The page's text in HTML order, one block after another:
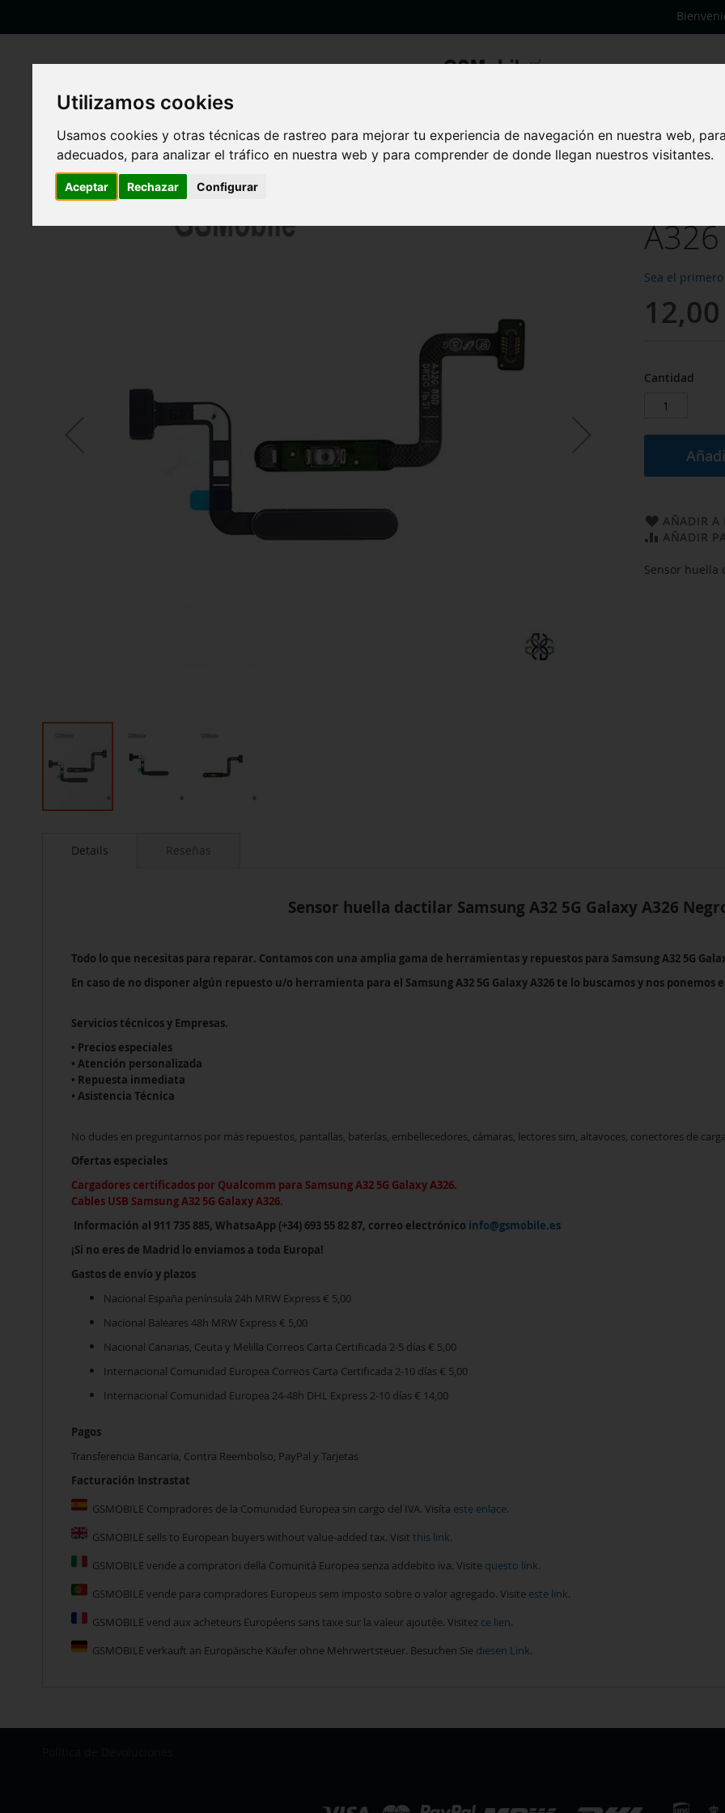
Utilizamos cookies
Usamos cookies y otras técnicas de rastreo para mejorar tu experiencia de navegación en nuestra web,
adecuados, para analizar el tráfico en nuestra web y para comprender de donde llegan nuestros visitantes.
Aceptar Rechazar Configurar
al
Saltar
comienzo
Sea el
Cantidad
AÑADIR A
AÑADIR
Sensor huella
Details
Sensor huella dactilar Samsung A32 5G Galaxy A326
Todo lo que necesitas para reparar. Contamos con una amplia gama de herramientas y repuestos para Samsung A32 5G
En caso de no disponer algún repuesto u/o herramienta para el Samsung A32 5G Galaxy A326 te lo buscamos y nos
Servicios técnicos y Empresas.
• Precios especiales
• Atención personalizada
• Repuesta inmediata
• Asistencia Técnica
No dudes en preguntarnos por más repuestos, pantallas, baterías, embellecedores, cámaras, lectores sim, altavoces, conectores de
Ofertas especiales
Cargadores certificados por Qualcomm para Samsung A32 5G Galaxy A326.
Cables USB Samsung A32 5G Galaxy A326.
Información al 911 735 885, WhatsaApp (+34) 693 55 82 87, correo electrónico info@gsmobile.es
¡Si no eres de Madrid lo enviamos a toda Europa!
Gastos de envío y plazos
Nacional España península 24h MRW Express € 5,00
Nacional Baleares 48h MRW Express € 5,00
Nacional Canarias, Ceuta y Melilla Correos Carta Certificada 2-5 días € 5,00
Internacional Comunidad Europea Correos Carta Certificada 2-10 días € 5,00
Internacional Comunidad Europea 24-48h DHL Express 2-10 días € 14,00
Pagos
Transferencia Bancaria, Contra Reembolso, PayPal y Tarjetas
Facturación Instrastat
GSMOBILE Compradores de la Comunidad Europea sin cargo del IVA. Visíta este enlace.
GSMOBILE sells to European buyers without value-added tax. Visit this link.
GSMOBILE vende a compratori della Comunitá Europea senza addebito iva. Visite questo link.
GSMOBILE vende para compradores Europeus sem imposto sobre o valor agregado. Visite este link.
GSMOBILE vend aux acheteurs Européens sans taxe sur la valeur ajoutée. Visitez ce lien.
GSMOBILE verkauft an Europäische Käufer ohne Mehrwertsteuer. Besuchen Sie diesen Link.
Reseñas